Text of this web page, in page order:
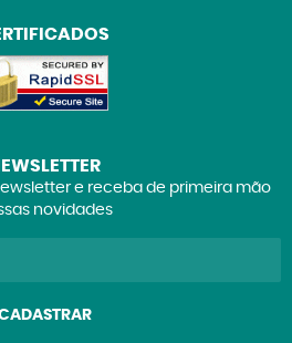
e receba de primeira mão
novidades